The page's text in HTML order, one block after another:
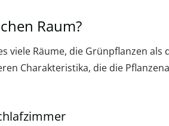
Raum?
viele Räume, die Grünpflanzen als
Charakteristika, die die